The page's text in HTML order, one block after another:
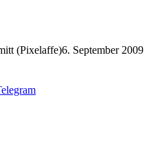
(Pixelaffe)6. September 2009